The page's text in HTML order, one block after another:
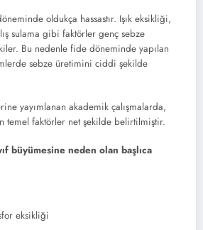
oldukça hassastır. Işık eksikliği,
sulama gibi faktörler genç sebze
Bu nedenle fide döneminde yapılan
sebze üretimini ciddi şekilde
yayımlanan akademik çalışmalarda,
temel faktörler net şekilde belirtilmiştir.
büyümesine neden olan başlıca
eksikliği